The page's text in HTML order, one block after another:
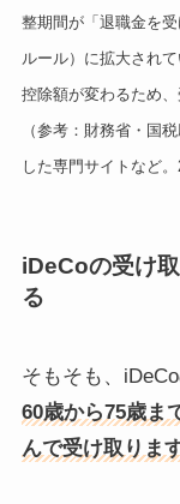
整期間が「退職金を
ルール）に拡大され
控除額が変わるため
（参考：財務省・国
した専門サイトなど
iDeCoの受け
る
そもそも、
60歳から75歳ま
んで受け取りま